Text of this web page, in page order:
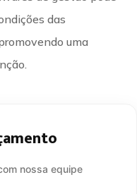
das
uma
nossa equipe